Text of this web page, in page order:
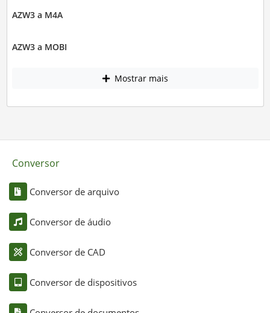
AZW3 a M4A
AZW3 a MOBI
Mostrar mais
Conversor
Conversor de arquivo
Conversor de áudio
Conversor de CAD
Conversor de dispositivos